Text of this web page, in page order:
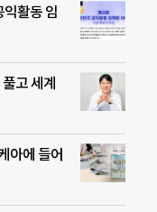
활동 임
고 세계
아에 들어